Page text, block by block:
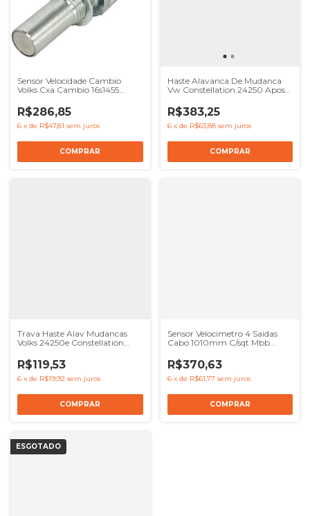
Sensor Velocidade Cambio
Volks Cxa Cambio 16s1455
R$286,85
6 x de R$47,81 sem juros
Haste Alavanca De Mudanca
Vw Constellation 24250 Apos
R$383,25
6 x de R$63,88 sem juros
Trava Haste Alav Mudancas
Volks 24250e Constellation
R$119,53
6 x de R$19,92 sem juros
Sensor Velocimetro 4 Saidas
Cabo 1010mm C/sqt Mbb
R$370,63
6 x de R$61,77 sem juros
ESGOTADO